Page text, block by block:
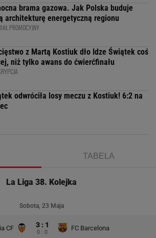
brama gazowa. Jak Polska buduje
architekturę energetyczną regionu
PROMOCYJNY
z Martą Kostiuk dło Idze Świątek coś
niż tylko awans do ćwierćfinału
odwróciła losy meczu z Kostiuk! 6:2 na
TABELA
La Liga 38. Kolejka
Sobota, 23 Maja
CF 3 : 1
0 : 0
FC Barcelona